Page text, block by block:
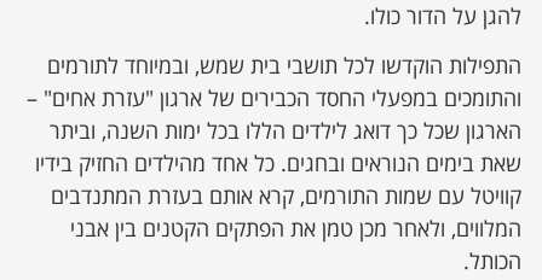
להגן על הדור כולו.
התפילות הוקדשו לכל תושבי בית שמש, ובמיוחד לתורמים
והתומכים במפעלי החסד הכבירים של ארגון "עזרת אחים" –
הארגון שכל כך דואג לילדים הללו בכל ימות השנה, וביתר
שאת בימים הנוראים ובחגים. כל אחד מהילדים החזיק בידיו
קוויטל עם שמות התורמים, קרא אותם בעזרת המתנדבים
המלווים, ולאחר מכן טמן את הפתקים הקטנים בין אבני
הכותל.